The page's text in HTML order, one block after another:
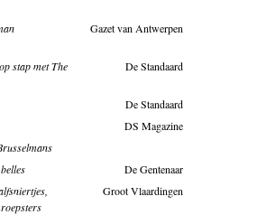
Gazet van Antwerpen
stap met The
De Standaard
De Standaard
DS Magazine
De Gentenaar
Groot Vlaardingen